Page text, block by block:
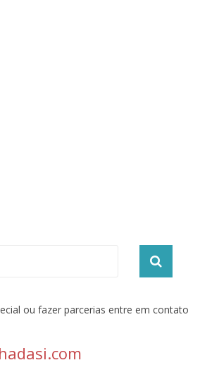
ou fazer parcerias entre em contato